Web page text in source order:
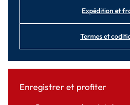
Expédition et
Termes et
Enregistrer et profiter